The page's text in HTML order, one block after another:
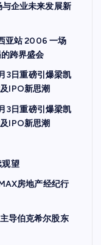
企业未来发展新
亚站 2006 一场
跨界盛会
3日重磅引爆梁凯
IPO新思潮
3日重磅引爆梁凯
IPO新思潮
观望
房地产经纪行
导伯克希尔股东